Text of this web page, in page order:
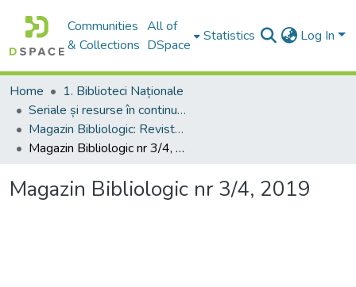
Communities
& Collections
All of
DSpace
Statistics Log In
Home
1. Biblioteci Naționale
Seriale și resurse în continuare
Magazin Bibliologic: Revistă științifică și bibliopraxiologică
Magazin Bibliologic nr 3/4, 2019
Magazin Bibliologic nr 3/4, 2019